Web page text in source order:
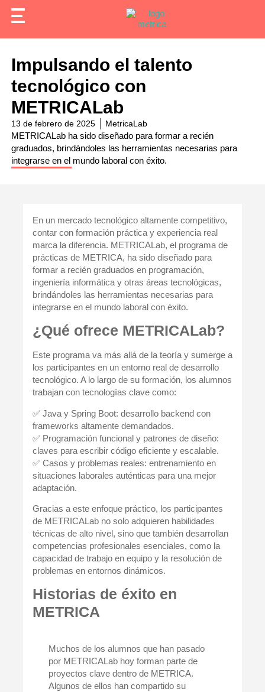
Impulsando el talento
tecnológico con
METRICALab
13 de febrero de 2025 MetricaLab
METRICALab ha sido diseñado para formar a recién
graduados, brindándoles las herramientas necesarias para
integrarse en el mundo laboral con éxito.
En un mercado tecnológico altamente competitivo,
contar con formación práctica y experiencia real
marca la diferencia. METRICALab, el programa de
prácticas de METRICA, ha sido diseñado para
formar a recién graduados en programación,
ingeniería informática y otras áreas tecnológicas,
brindándoles las herramientas necesarias para
integrarse en el mundo laboral con éxito.
¿Qué ofrece METRICALab?
Este programa va más allá de la teoría y sumerge a
los participantes en un entorno real de desarrollo
tecnológico. A lo largo de su formación, los alumnos
trabajan con tecnologías clave como:
✅ Java y Spring Boot: desarrollo backend con
frameworks altamente demandados.
✅ Programación funcional y patrones de diseño:
claves para escribir código eficiente y escalable.
✅ Casos y problemas reales: entrenamiento en
situaciones laborales auténticas para una mejor
adaptación.
Gracias a este enfoque práctico, los participantes
de METRICALab no solo adquieren habilidades
técnicas de alto nivel, sino que también desarrollan
competencias profesionales esenciales, como la
capacidad de trabajo en equipo y la resolución de
problemas en entornos dinámicos.
Historias de éxito en
METRICA
Muchos de los alumnos que han pasado
por METRICALab hoy forman parte de
proyectos clave dentro de METRICA.
Algunos de ellos han compartido su